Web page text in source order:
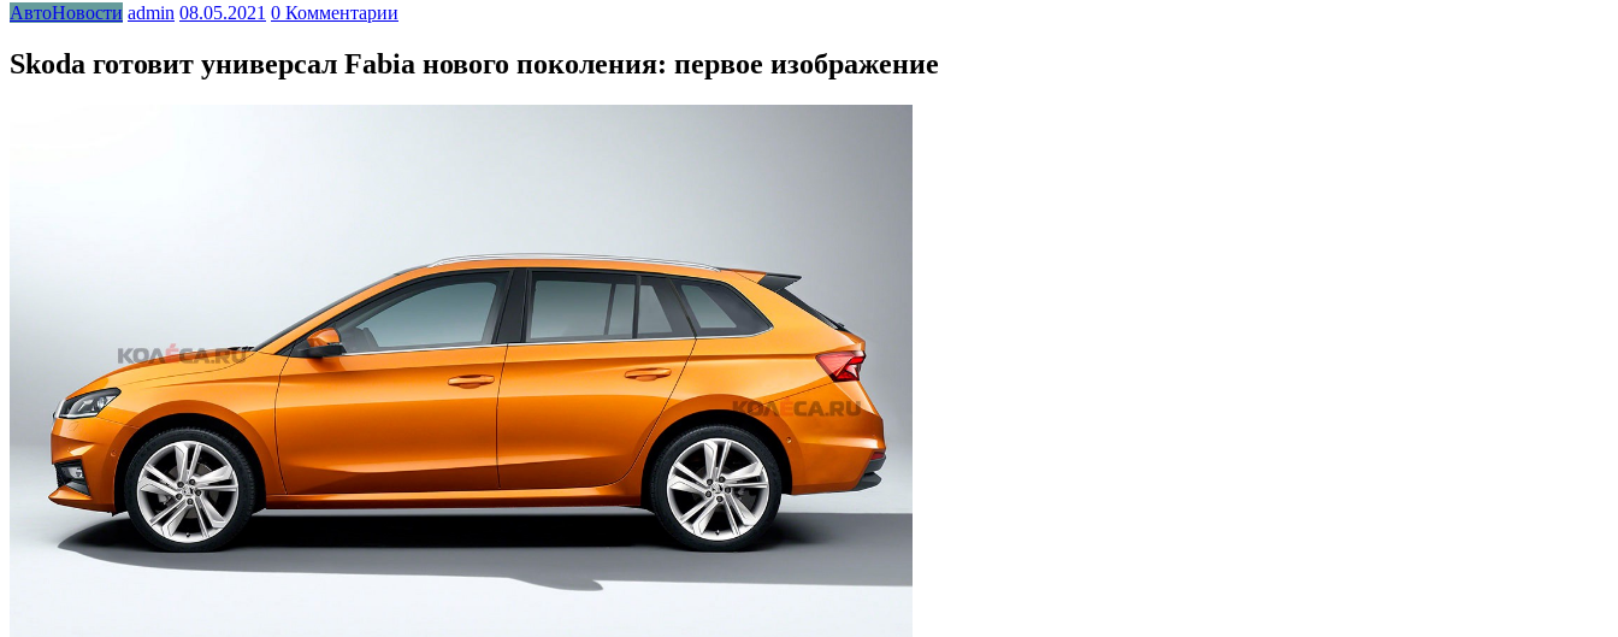
АвтоНовости admin 08.05.2021 0 Комментарии
Skoda готовит универсал Fabia нового поколения: первое изображение